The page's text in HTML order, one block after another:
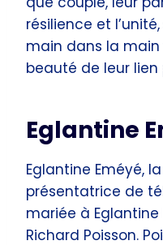
résilience et
main dans la
beauté de leur lien
Eglantine
Eglantine Eméyé,
présentatrice de
mariée à Eglantine
Richard Poisson.